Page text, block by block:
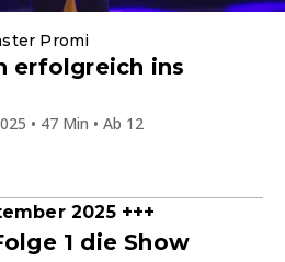
Promi
erfolgreich ins
• 47 Min • Ab 12
2025 +++
1 die Show